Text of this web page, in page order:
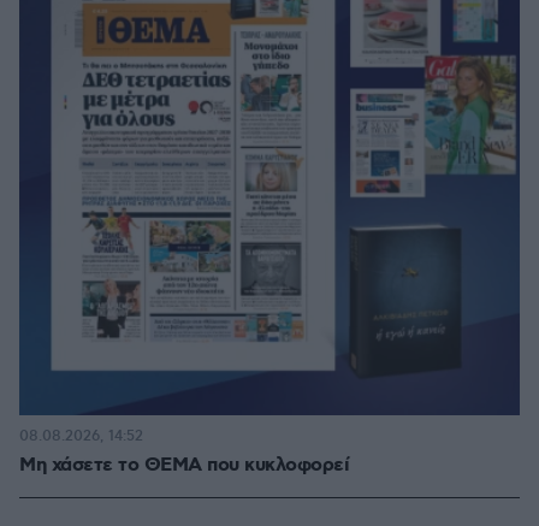
Μη χάσετε το ΘΕΜΑ που κυκλοφορεί
08.08.2026, 14:52